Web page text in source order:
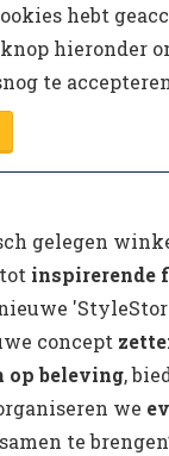
hebt
hieronder
te
gelegen
inspirerende
concept
op beleving,
we
samen te